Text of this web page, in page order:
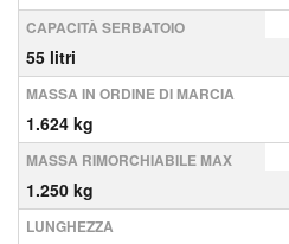
CAPACITÀ SERBATOIO
55 litri
MASSA IN ORDINE DI MARCIA
1.624 kg
MASSA RIMORCHIABILE MAX
1.250 kg
LUNGHEZZA